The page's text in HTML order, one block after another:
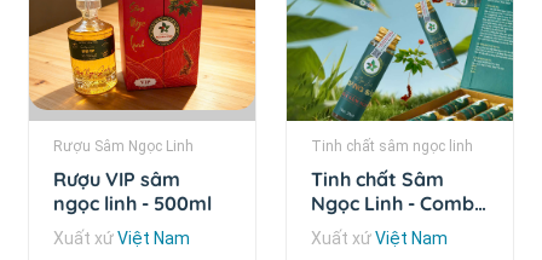
Rượu Sâm Ngọc Linh
Rượu VIP sâm
ngọc linh - 500ml
Xuất xứViệt Nam
Tinh chất sâm ngọc linh
Tinh chất Sâm
Ngọc Linh - Combo
5 chai
Xuất xứViệt Nam